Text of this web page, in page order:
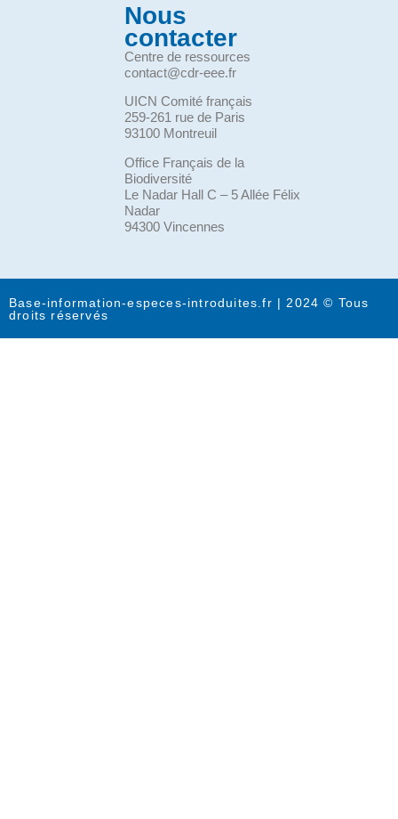
Nous
contacter
Centre de ressources
contact@cdr-eee.fr
UICN Comité français
259-261 rue de Paris
93100 Montreuil
Office Français de la
Biodiversité
Le Nadar Hall C – 5 Allée Félix
Nadar
94300 Vincennes
Base-information-especes-introduites.fr | 2024 © Tous
droits réservés